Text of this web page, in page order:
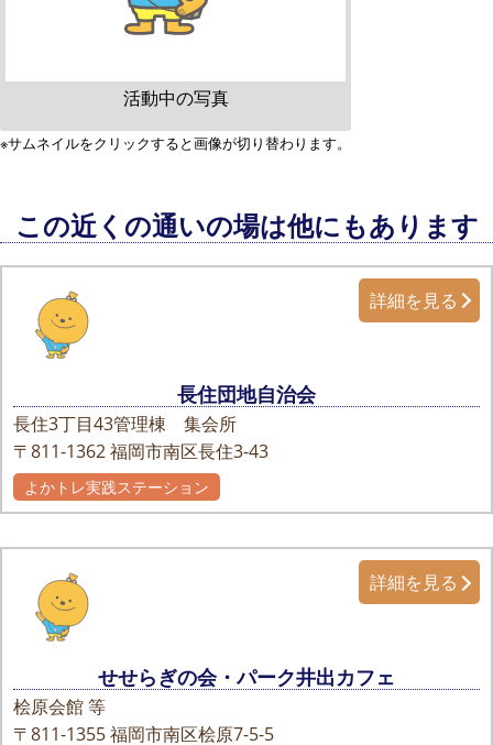
活動中の写真
※サムネイルをクリックすると画像が切り替わります。
この近くの通いの場は他にもあります
長住団地自治会
長住3丁目43管理棟 集会所
〒811-1362福岡市南区長住3-43
詳細を見る
よかトレ実践ステーション
せせらぎの会・パーク井出カフェ
桧原会館 等
〒811-1355福岡市南区桧原7-5-5
詳細を見る